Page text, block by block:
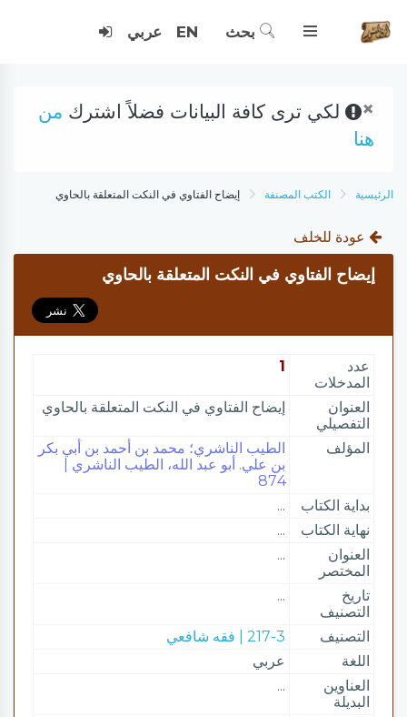
بحث EN عربي
× لكي ترى كافة البيانات فضلاً اشترك من
هنا
الرئيسية الكتب المصنفة إيضاح الفتاوي في النكت المتعلقة بالحاوي
عودة للخلف
إيضاح الفتاوي في النكت المتعلقة بالحاوي
عدد
المدخلات
1
العنوان
التفصيلي
إيضاح الفتاوي في النكت المتعلقة بالحاوي
المؤلف
الطيب الناشري؛ محمد بن أحمد بن أبي بكر
بن علي. أبو عبد الله، الطيب الناشري |
874
بداية الكتاب
...
نهاية الكتاب
...
العنوان
المختصر
...
تاريخ
التصنيف
...
التصنيف
217-3 | فقه شافعي
اللغة
عربي
العناوين
البديلة
...